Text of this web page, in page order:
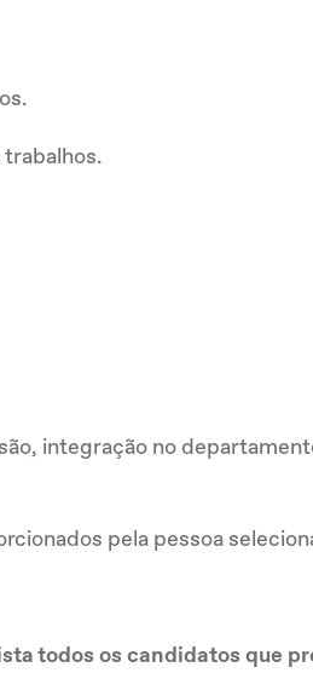
integração no
pela pessoa
todos os candidatos que